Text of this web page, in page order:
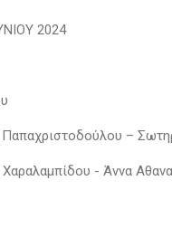
2024
–
- Άννα